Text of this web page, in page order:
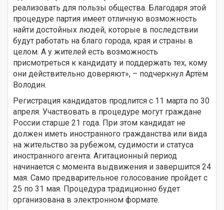
реализовать для пользы общества. Благодаря этой
процедуре партия имеет отличную возможность
найти достойных людей, которые в последствии
будут работать на благо города, края и страны в
целом. А у жителей есть возможность
присмотреться к кандидату и поддержать тех, кому
они действительно доверяют», – подчеркнул Артём
Володин.
Регистрация кандидатов продлится с 11 марта по 30
апреля. Участвовать в процедуре могут граждане
России старше 21 года. При этом кандидат не
должен иметь иностранного гражданства или вида
на жительство за рубежом, судимости и статуса
иностранного агента. Агитационный период
начинается с момента выдвижения и завершится 24
мая. Само предварительное голосование пройдет с
25 по 31 мая. Процедура традиционно будет
организована в электронном формате.